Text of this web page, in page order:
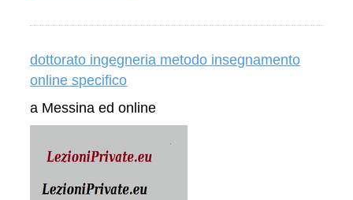
dottorato ingegneria metodo insegnamento
online specifico
a Messina ed online